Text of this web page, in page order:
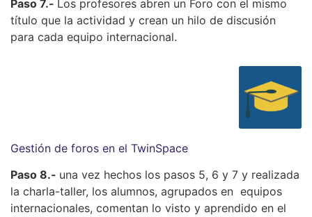
Paso 7.- Los profesores abren un Foro con el mismo
título que la actividad y crean un hilo de discusión
para cada equipo internacional.
Gestión de foros en el TwinSpace
Paso 8.- una vez hechos los pasos 5, 6 y 7 y realizada
la charla-taller, los alumnos, agrupados en equipos
internacionales, comentan lo visto y aprendido en el